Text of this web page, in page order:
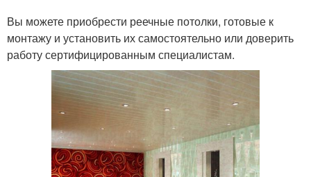
Вы можете приобрести реечные потолки, готовые к
монтажу и установить их самостоятельно или доверить
работу сертифицированным специалистам.